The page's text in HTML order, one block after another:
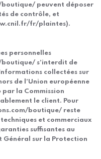
peuvent déposer
de contrôle, et
fr/plaintes).
personnelles
s’interdit de
collectées sur
de l’Union européenne
par la Commission
le client. Pour
boutique/ reste
et commerciaux
suffisantes au
Général sur la Protection